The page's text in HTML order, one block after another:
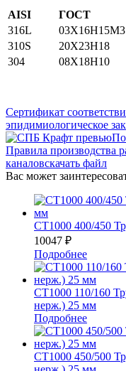
AISI ГОСТ
316L
03X16H15M3
310S
20Х23Н18
304
08Х18Н10
Сертификат
эпидимиологическое
Правила производства
каналовскачать файл
Вас может
СТ1000 400/450
10047 ₽
Подробнее
СТ1000 110/160
нерж.) 25 мм
Подробнее
СТ1000 450/500